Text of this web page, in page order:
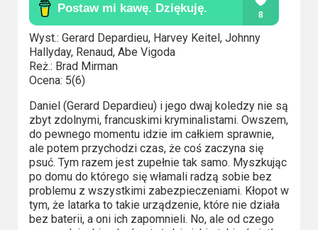
Kino
europejskie
Kino
polskie
Komedie
Korea
Południowa
Filmy
Wyst.: Gerard Depardieu, Harvey Keitel, Johnny
Hallyday, Renaud, Abe Vigoda
Reż.: Brad Mirman
Ocena: 5(6)
Daniel (Gerard Depardieu) i jego dwaj koledzy nie są
zbyt zdolnymi, francuskimi kryminalistami. Owszem,
do pewnego momentu idzie im całkiem sprawnie,
ale potem przychodzi czas, że coś zaczyna się
psuć. Tym razem jest zupełnie tak samo. Myszkując
po domu do którego się włamali radzą sobie bez
problemu z wszystkimi zabezpieczeniami. Kłopot w
tym, że latarka to takie urządzenie, które nie działa
bez baterii, a oni ich zapomnieli. No, ale od czego